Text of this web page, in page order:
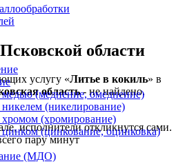
медью (меднение, омеднение)
(никелирование)
хромом (хромирование)
(цинкование, оцинковка)
(МДО)
области
услугу «Литье в кокиль» в
область- не найдено.
исполнители откликнутся сами.
пару минут